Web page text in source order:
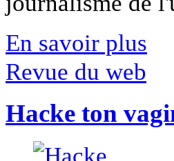
En savoir plus
Revue du web
Hacke ton